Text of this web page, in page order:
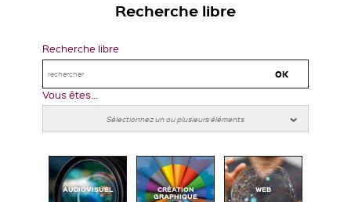
Recherche libre
Recherche libre
Vous êtes...
AUDIOVISUEL CRÉATION
GRAPHIQUE
WEB